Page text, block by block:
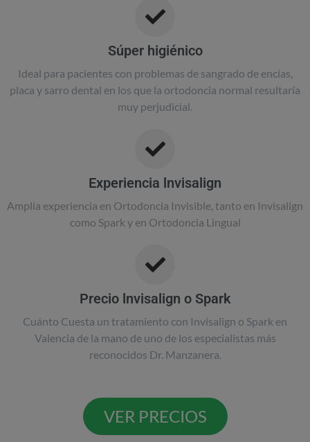
Súper higiénico
Ideal para pacientes con problemas de sangrado de encías,
placa y sarro dental en los que la ortodoncia normal resultaría
muy perjudicial.
Experiencia lnvisalign
Amplia experiencia en Ortodoncia Invisible, tanto en Invisalign
como Spark y en Ortodoncia Lingual
Precio lnvisalign o Spark
Cuánto Cuesta un tratamiento con Invisalign o Spark en
Valencia de la mano de uno de los especialistas más
reconocidos Dr. Manzanera.
VER PRECIOS